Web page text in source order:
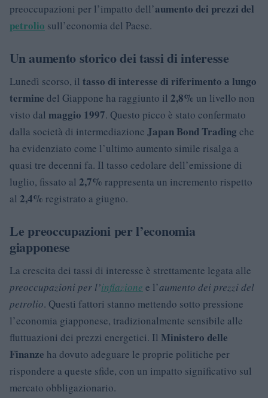
preoccupazioni per l’impatto dell’aumento dei prezzi del
petrolio sull’economia del Paese.
Un aumento storico dei tassi di interesse
Lunedì scorso, il tasso di interesse di riferimento a lungo
termine del Giappone ha raggiunto il 2,8% un livello non
visto dal maggio 1997. Questo picco è stato confermato
dalla società di intermediazione Japan Bond Trading che
ha evidenziato come l’ultimo aumento simile risalga a
quasi tre decenni fa. Il tasso cedolare dell’emissione di
luglio, fissato al 2,7% rappresenta un incremento rispetto
al 2,4% registrato a giugno.
Le preoccupazioni per l’economia
giapponese
La crescita dei tassi di interesse è strettamente legata alle
preoccupazioni per l’inflazione e l’aumento dei prezzi del
petrolio. Questi fattori stanno mettendo sotto pressione
l’economia giapponese, tradizionalmente sensibile alle
fluttuazioni dei prezzi energetici. Il Ministero delle
Finanze ha dovuto adeguare le proprie politiche per
rispondere a queste sfide, con un impatto significativo sul
mercato obbligazionario.